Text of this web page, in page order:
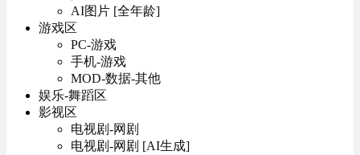
AI图片 [全年龄]
游戏区
PC-游戏
手机-游戏
MOD-数据-其他
娱乐-舞蹈区
影视区
电视剧-网剧
电视剧-网剧 [AI生成]